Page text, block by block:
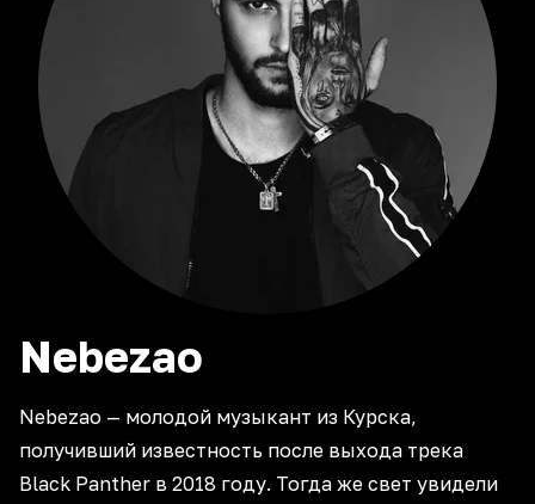
Nebezao
Nebezao — молодой музыкант из Курска,
получивший известность после выхода трека
Black Panther в 2018 году. Тогда же свет увидели